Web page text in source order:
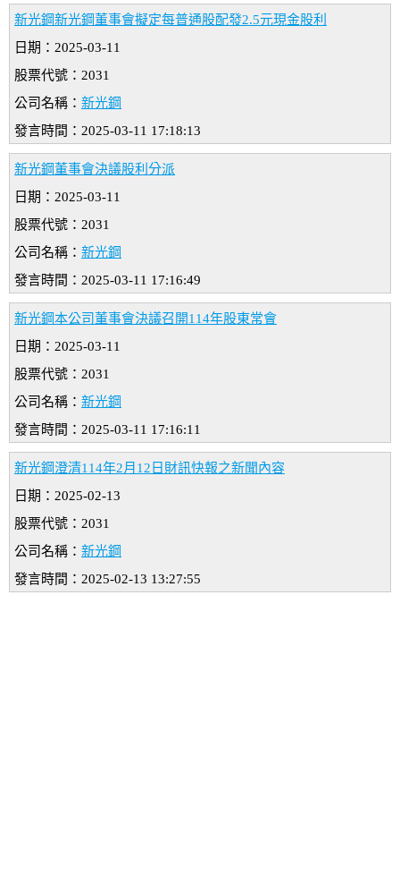
新光鋼新光鋼董事會擬定每普通股配發2.5元現金股利
日期：2025-03-11
股票代號：2031
公司名稱： 新光鋼
發言時間：2025-03-11 17:18:13
新光鋼董事會決議股利分派
日期：2025-03-11
股票代號：2031
公司名稱： 新光鋼
發言時間：2025-03-11 17:16:49
新光鋼本公司董事會決議召開114年股東常會
日期：2025-03-11
股票代號：2031
公司名稱： 新光鋼
發言時間：2025-03-11 17:16:11
新光鋼澄清114年2月12日財訊快報之新聞內容
日期：2025-02-13
股票代號：2031
公司名稱： 新光鋼
發言時間：2025-02-13 13:27:55